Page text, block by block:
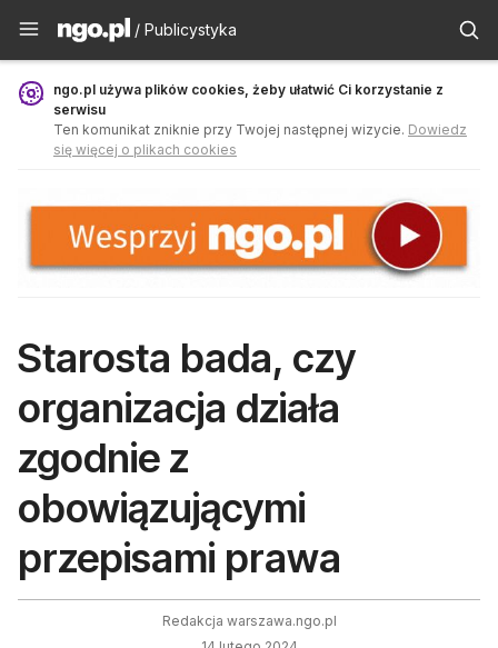
Publicystyka - ngo.pl
/ Publicystyka
ngo.pl używa plików cookies, żeby ułatwić Ci korzystanie z
serwisu
Ten komunikat zniknie przy Twojej następnej wizycie. Dowiedz
się więcej o plikach cookies
Starosta bada, czy
organizacja działa
zgodnie z
obowiązującymi
przepisami prawa
Redakcja warszawa.ngo.pl